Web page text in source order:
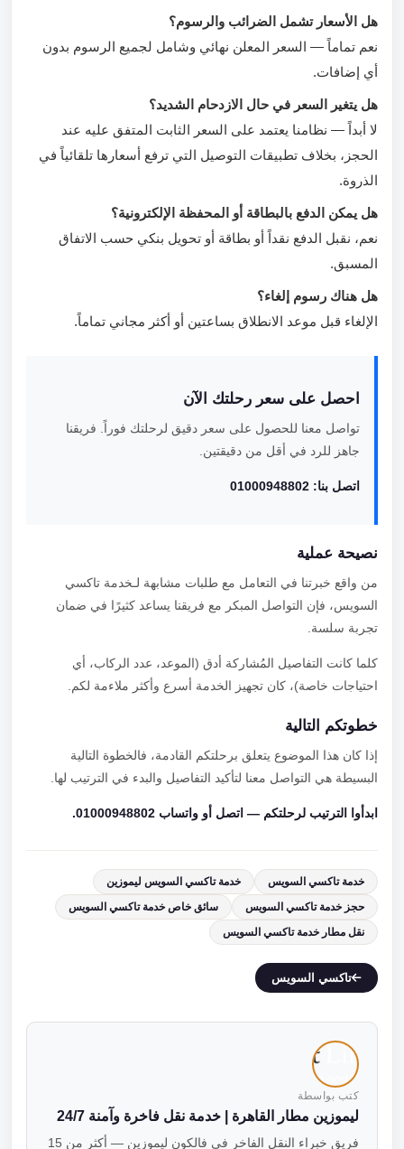
هل الأسعار تشمل الضرائب والرسوم؟
نعم تماماً — السعر المعلن نهائي وشامل لجميع الرسوم بدون
أي إضافات.
هل يتغير السعر في حال الازدحام الشديد؟
لا أبداً — نظامنا يعتمد على السعر الثابت المتفق عليه عند
الحجز، بخلاف تطبيقات التوصيل التي ترفع أسعارها تلقائياً في
الذروة.
هل يمكن الدفع بالبطاقة أو المحفظة الإلكترونية؟
نعم، نقبل الدفع نقداً أو بطاقة أو تحويل بنكي حسب الاتفاق
المسبق.
هل هناك رسوم إلغاء؟
الإلغاء قبل موعد الانطلاق بساعتين أو أكثر مجاني تماماً.
احصل على سعر رحلتك الآن
تواصل معنا للحصول على سعر دقيق لرحلتك فوراً. فريقنا
جاهز للرد في أقل من دقيقتين.
اتصل بنا: 01000948802
نصيحة عملية
من واقع خبرتنا في التعامل مع طلبات مشابهة لـخدمة تاكسي
السويس، فإن التواصل المبكر مع فريقنا يساعد كثيرًا في ضمان
تجربة سلسة.
كلما كانت التفاصيل المُشاركة أدق (الموعد، عدد الركاب، أي
احتياجات خاصة)، كان تجهيز الخدمة أسرع وأكثر ملاءمة لكم.
خطوتكم التالية
إذا كان هذا الموضوع يتعلق برحلتكم القادمة، فالخطوة التالية
البسيطة هي التواصل معنا لتأكيد التفاصيل والبدء في الترتيب لها.
ابدأوا الترتيب لرحلتكم — اتصل أو واتساب 01000948802.
خدمة تاكسي السويس
خدمة تاكسي السويس ليموزين
حجز خدمة تاكسي السويس
سائق خاص خدمة تاكسي السويس
نقل مطار خدمة تاكسي السويس
تاكسي السويس
كتب بواسطة
ليموزين مطار القاهرة | خدمة نقل فاخرة وآمنة 24/7
فريق خبراء النقل الفاخر في فالكون ليموزين — أكثر من 15